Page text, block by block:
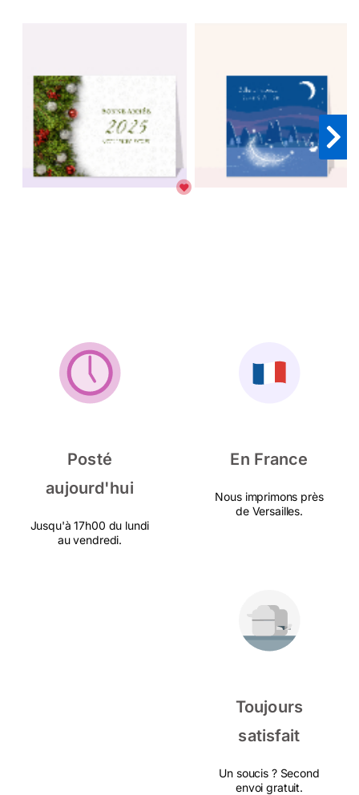
Posté
aujourd'hui
Jusqu'à 17h00 du lundi
au vendredi.
En France
Nous imprimons près
de Versailles.
Toujours
satisfait
Un soucis ? Second
envoi gratuit.